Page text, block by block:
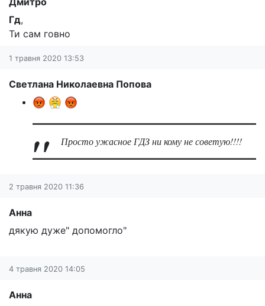
Гд,
Ти сам говно
1 травня 2020 13:53
Светлана Николаевна Попова
Просто ужасное ГДЗ ни кому не советую!!!!
2 травня 2020 11:36
Анна
дякую дуже" допомогло"
4 травня 2020 14:05
Анна